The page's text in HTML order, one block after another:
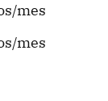
mes
mes